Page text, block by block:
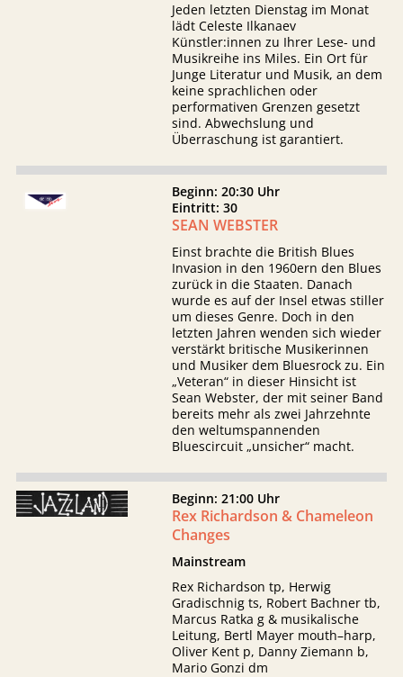
Jeden letzten Dienstag im Monat
lädt Celeste Ilkanaev
Künstler:innen zu Ihrer Lese- und
Musikreihe ins Miles. Ein Ort für
Junge Literatur und Musik, an dem
keine sprachlichen oder
performativen Grenzen gesetzt
sind. Abwechslung und
Überraschung ist garantiert.
Beginn: 20:30 Uhr
Eintritt: 30
SEAN WEBSTER
Einst brachte die British Blues
Invasion in den 1960ern den Blues
zurück in die Staaten. Danach
wurde es auf der Insel etwas stiller
um dieses Genre. Doch in den
letzten Jahren wenden sich wieder
verstärkt britische Musikerinnen
und Musiker dem Bluesrock zu. Ein
„Veteran“ in dieser Hinsicht ist
Sean Webster, der mit seiner Band
bereits mehr als zwei Jahrzehnte
den weltumspannenden
Bluescircuit „unsicher“ macht.
Beginn: 21:00 Uhr
Rex Richardson & Chameleon
Changes
Mainstream
Rex Richardson tp, Herwig
Gradischnig ts, Robert Bachner tb,
Marcus Ratka g & musikalische
Leitung, Bertl Mayer mouth–harp,
Oliver Kent p, Danny Ziemann b,
Mario Gonzi dm